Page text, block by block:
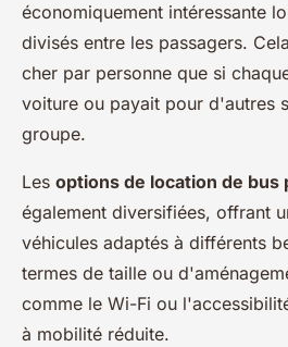
économiquement intéressante
divisés entre les passagers.
cher par personne que si
voiture ou payait pour d'autres
groupe.
Les options de location de bus
également diversifiées, offrant
véhicules adaptés à différents
termes de taille ou
comme le Wi-Fi ou
à mobilité réduite.